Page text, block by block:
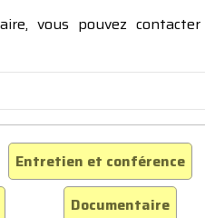
vous pouvez contacter
Entretien et conférence
Documentaire